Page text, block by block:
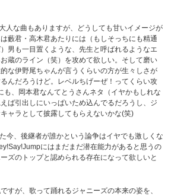
人な曲もありますが、どうしても甘いイメージが
藪君・高木君あたりには（もしそっちにも精通
男も一目置くような、先生と呼ばれるようなエ
蔵のライン（笑）を攻めて欲しい。そして磨い
な伊野尾ちゃんが言うくらいの方が生々しさが
んだろうけど。レベルちげーぜ！ってくらい攻
も、岡本君なんてとうさんネタ（イヤかもしれな
ば引出しにいっぱいため込んでるだろうし、ジ
ャラとして披露してもらえないかな(笑)
今、後継者が誰かという論争はイヤでも激しくな
にはまだまだ潜在能力があると思うの
ズのトップと認められる存在になって欲しいと
すが、歌って踊れるジャニーズの本来の姿を、